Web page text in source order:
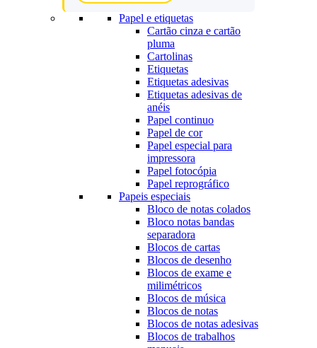
Papel e etiquetas
Cartão cinza e cartão
pluma
Cartolinas
Etiquetas
Etiquetas adesivas
Etiquetas adesivas de
anéis
Papel continuo
Papel de cor
Papel especial para
impressora
Papel fotocópia
Papel reprográfico
Papeis especiais
Bloco de notas colados
Bloco notas bandas
separadora
Blocos de cartas
Blocos de desenho
Blocos de exame e
milimétricos
Blocos de música
Blocos de notas
Blocos de notas adesivas
Blocos de trabalhos